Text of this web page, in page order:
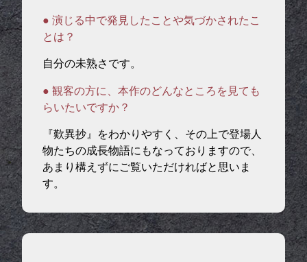
● 演じる中で発見したことや気づかされたこ
とは？
自分の未熟さです。
● 観客の方に、本作のどんなところを見ても
らいたいですか？
『歎異抄』をわかりやすく、その上で登場人
物たちの成長物語にもなっておりますので、
あまり構えずにご覧いただければと思いま
す。